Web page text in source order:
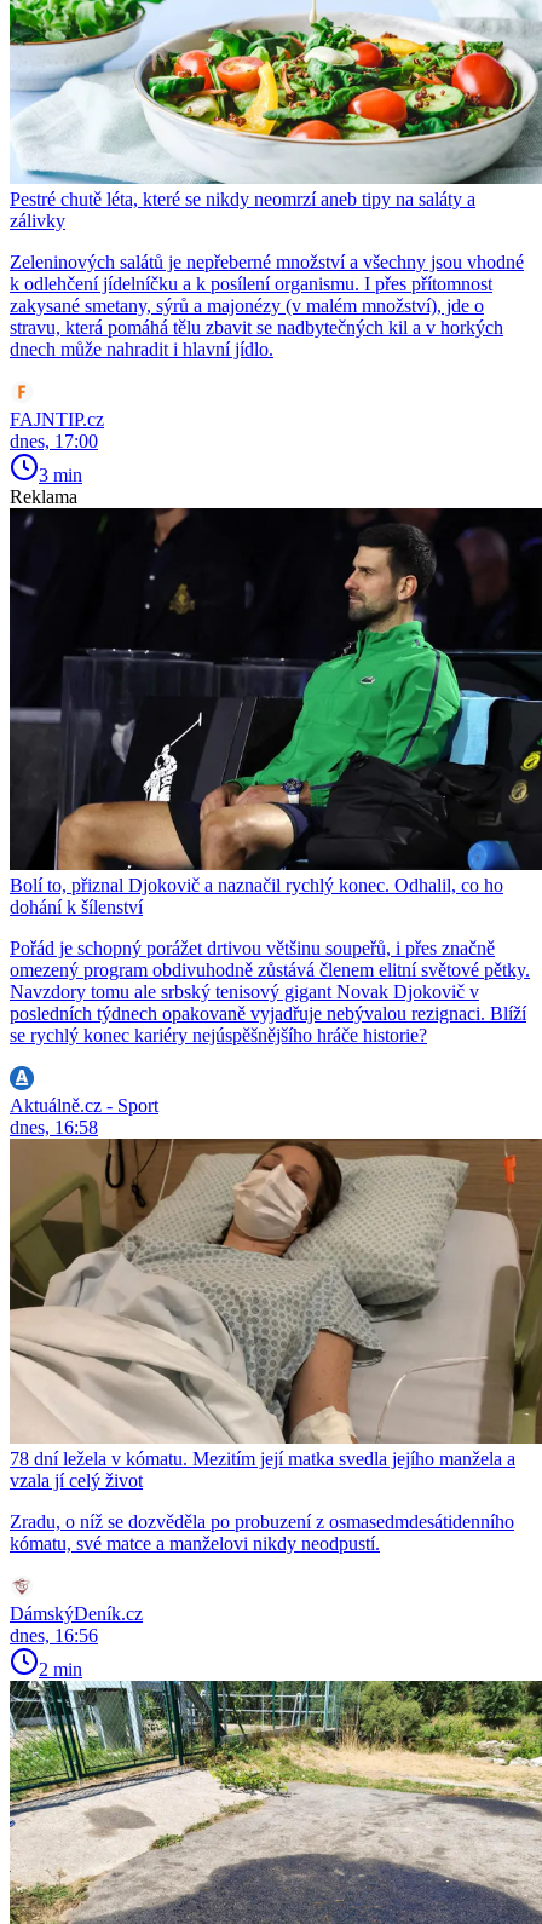
Pestré chutě léta, které se nikdy neomrzí aneb tipy na saláty a
zálivky
Zeleninových salátů je nepřeberné množství a všechny jsou vhodné
k odlehčení jídelníčku a k posílení organismu. I přes přítomnost
zakysané smetany, sýrů a majonézy (v malém množství), jde o
stravu, která pomáhá tělu zbavit se nadbytečných kil a v horkých
dnech může nahradit i hlavní jídlo.
FAJNTIP.cz
dnes, 17:00
3 min
Reklama
Bolí to, přiznal Djokovič a naznačil rychlý konec. Odhalil, co ho
dohání k šílenství
Pořád je schopný porážet drtivou většinu soupeřů, i přes značně
omezený program obdivuhodně zůstává členem elitní světové pětky.
Navzdory tomu ale srbský tenisový gigant Novak Djokovič v
posledních týdnech opakovaně vyjadřuje nebývalou rezignaci. Blíží
se rychlý konec kariéry nejúspěšnějšího hráče historie?
Aktuálně.cz - Sport
dnes, 16:58
78 dní ležela v kómatu. Mezitím její matka svedla jejího manžela a
vzala jí celý život
Zradu, o níž se dozvěděla po probuzení z osmasedmdesátidenního
kómatu, své matce a manželovi nikdy neodpustí.
DámskýDeník.cz
dnes, 16:56
2 min